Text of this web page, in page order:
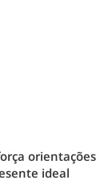
orientações
ideal